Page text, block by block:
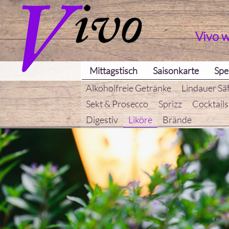
Vivo
Mittagstisch Saisonkarte
Alkoholfreie Getränke
Lindauer
Sekt & Prosecco
Sprizz
Cocktails
Digestiv
Liköre Brände